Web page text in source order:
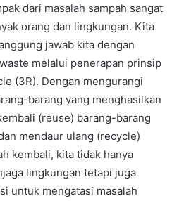
dari masalah sampah sangat
orang dan lingkungan. Kita
jawab kita dengan
melalui penerapan prinsip
(3R). Dengan mengurangi
barang yang menghasilkan
(reuse) barang-barang
mendaur ulang (recycle)
kembali, kita tidak hanya
lingkungan tetapi juga
untuk mengatasi masalah